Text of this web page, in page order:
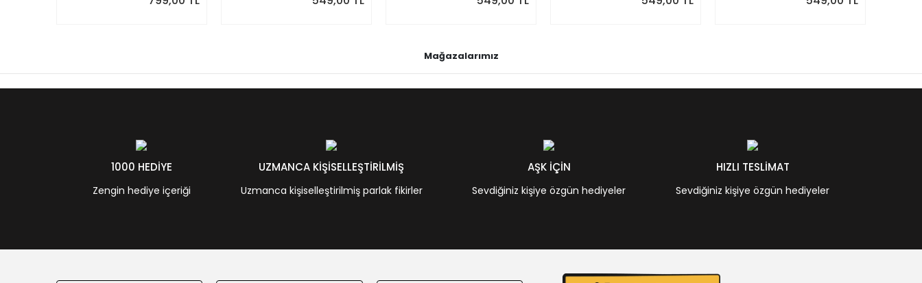
Mağazalarımız
1000 HEDİYE
Zengin hediye içeriği
UZMANCA KİŞİSELLEŞTİRİLMİŞ
Uzmanca kişiselleştirilmiş parlak fikirler
AŞK İÇİN
Sevdiğiniz kişiye özgün hediyeler
HIZLI TESLİMAT
Sevdiğiniz kişiye özgün hediyeler